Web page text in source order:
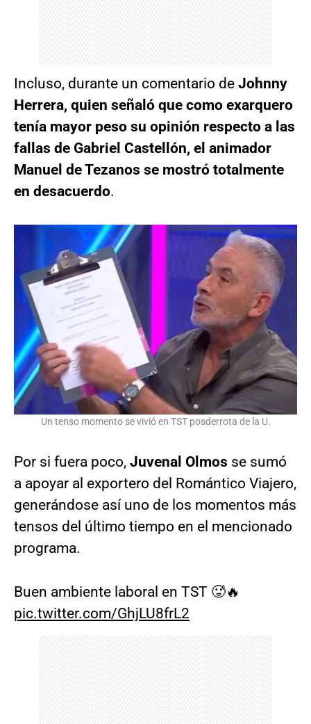
Incluso, durante un comentario de Johnny
Herrera, quien señaló que como exarquero
tenía mayor peso su opinión respecto a las
fallas de Gabriel Castellón, el animador
Manuel de Tezanos se mostró totalmente
en desacuerdo.
Un tenso momento se vivió en TST posderrota de la U.
Por si fuera poco, Juvenal Olmos se sumó
a apoyar al exportero del Romántico Viajero,
generándose así uno de los momentos más
tensos del último tiempo en el mencionado
programa.
Buen ambiente laboral en TST 🥵🔥
pic.twitter.com/GhjLU8frL2